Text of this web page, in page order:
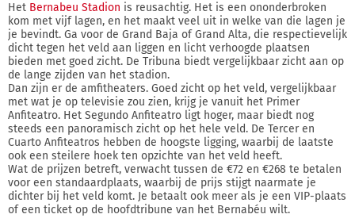
Het Bernabeu Stadion is reusachtig. Het is een ononderbroken
kom met vijf lagen, en het maakt veel uit in welke van die lagen je
je bevindt. Ga voor de Grand Baja of Grand Alta, die respectievelijk
dicht tegen het veld aan liggen en licht verhoogde plaatsen
bieden met goed zicht. De Tribuna biedt vergelijkbaar zicht aan op
de lange zijden van het stadion.
Dan zijn er de amfitheaters. Goed zicht op het veld, vergelijkbaar
met wat je op televisie zou zien, krijg je vanuit het Primer
Anfiteatro. Het Segundo Anfiteatro ligt hoger, maar biedt nog
steeds een panoramisch zicht op het hele veld. De Tercer en
Cuarto Anfiteatros hebben de hoogste ligging, waarbij de laatste
ook een steilere hoek ten opzichte van het veld heeft.
Wat de prijzen betreft, verwacht tussen de €72 en €268 te betalen
voor een standaardplaats, waarbij de prijs stijgt naarmate je
dichter bij het veld komt. Je betaalt ook meer als je een VIP-plaats
of een ticket op de hoofdtribune van het Bernabéu wilt.